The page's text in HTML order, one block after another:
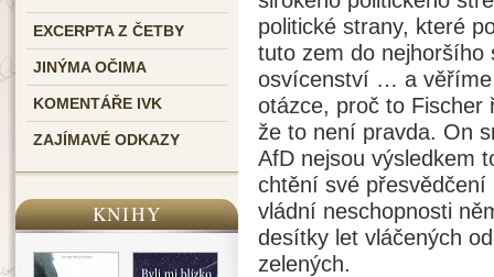
EXCERPTA Z ČETBY
JINÝMA OČIMA
KOMENTÁŘE IVK
ZAJÍMAVÉ ODKAZY
KNIHY
politické strany, které
tuto zem do nejhoršího
osvícenství … a věříme
otázce, proč to
že to není pravda. On
AfD nejsou výsledkem
chtění své přesvědčení
vládní neschopnosti
desítky let vláčených
zelených.